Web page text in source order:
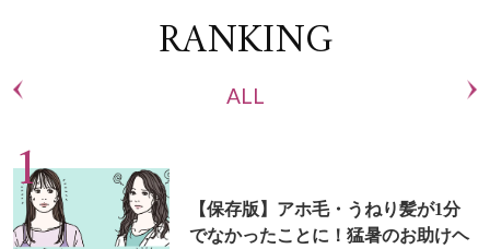
RANKING
ALL
【保存版】アホ毛・うねり髪が1分
でなかったことに！猛暑のお助けヘ